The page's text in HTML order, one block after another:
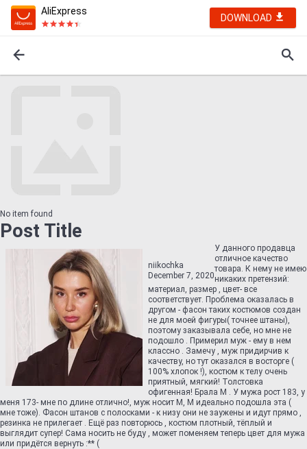
AliExpress
DOWNLOAD
No item found
Post Title
niikochka
December 7, 2020
У данного продавца
отличное качество
товара. К нему не имею
никаких претензий:
материал, размер , цвет- все
соответствует. Проблема оказалась в
другом - фасон таких костюмов создан
не для моей фигуры( точнее штаны),
поэтому заказывала себе, но мне не
подошло . Примерил муж - ему в нем
классно . Замечу , муж придирчив к
качеству, но тут оказался в восторге (
100% хлопок !), костюм к телу очень
приятный, мягкий! Толстовка
офигенная! Брала М . У мужа рост 183, у
меня 173- мне по длине отлично!, муж носит М, М идеально подошла эта (
мне тоже). Фасон штанов с полосками - к низу они не заужены и идут прямо ,
резинка не прилегает . Ещё раз повторюсь , костюм плотный, тёплый и
выглядит супер! Сама носить не буду , может поменяем теперь цвет для мужа
или придётся вернуть :** (